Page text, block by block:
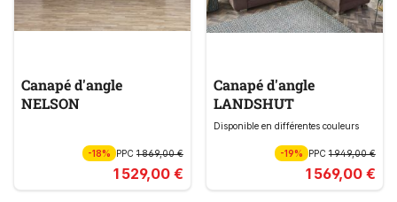
Canapé d'angle
NELSON
-18% PPC 1 869,00 €
1 529,00 €
Canapé d'angle
LANDSHUT
Disponible en différentes couleurs
-19% PPC1 949,00 €
1 569,00 €